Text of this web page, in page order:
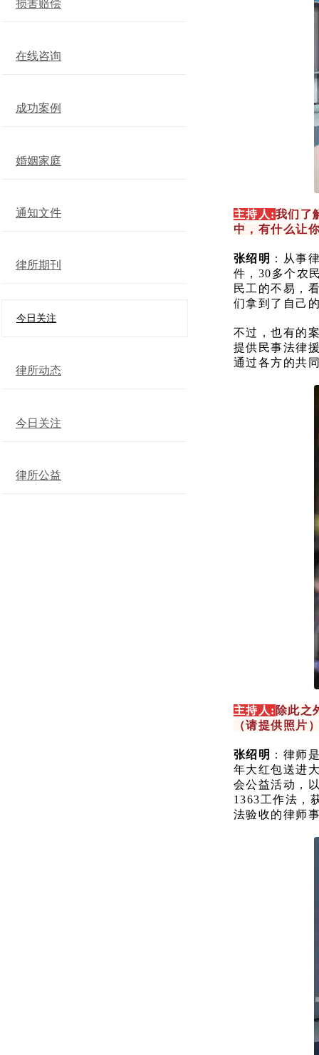
损害赔偿
在线咨询
成功案例
婚姻家庭
通知文件
律所期刊
今日关注
律所动态
今日关注
律所公益
主持人:我们了
中，有什么让
张绍明 ：从事
件，30多个农
民工的不易，
们拿到了自己
不过，也有的
提供民事法律
通过各方的共
主持人: 除此之
（请提供照片
张绍明 ：律师
年大红包送进
会公益活动，
1363工作法，
法验收的律师